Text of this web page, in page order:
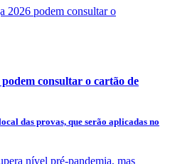
consultar o cartão de
das provas, que serão aplicadas no